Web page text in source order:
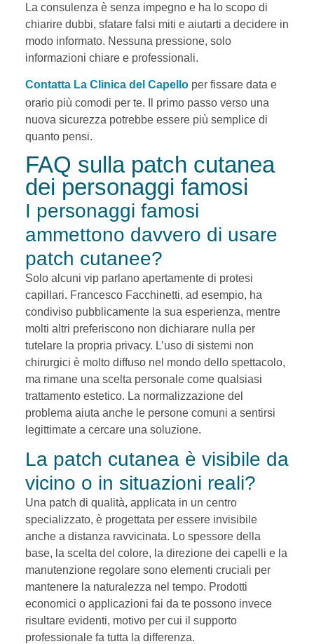
La consulenza è senza impegno e ha lo scopo di
chiarire dubbi, sfatare falsi miti e aiutarti a decidere in
modo informato. Nessuna pressione, solo
informazioni chiare e professionali.
Contatta La Clinica del Capello per fissare data e
orario più comodi per te. Il primo passo verso una
nuova sicurezza potrebbe essere più semplice di
quanto pensi.
FAQ sulla patch cutanea
dei personaggi famosi
I personaggi famosi
ammettono davvero di usare
patch cutanee?
Solo alcuni vip parlano apertamente di protesi
capillari. Francesco Facchinetti, ad esempio, ha
condiviso pubblicamente la sua esperienza, mentre
molti altri preferiscono non dichiarare nulla per
tutelare la propria privacy. L’uso di sistemi non
chirurgici è molto diffuso nel mondo dello spettacolo,
ma rimane una scelta personale come qualsiasi
trattamento estetico. La normalizzazione del
problema aiuta anche le persone comuni a sentirsi
legittimate a cercare una soluzione.
La patch cutanea è visibile da
vicino o in situazioni reali?
Una patch di qualità, applicata in un centro
specializzato, è progettata per essere invisibile
anche a distanza ravvicinata. Lo spessore della
base, la scelta del colore, la direzione dei capelli e la
manutenzione regolare sono elementi cruciali per
mantenere la naturalezza nel tempo. Prodotti
economici o applicazioni fai da te possono invece
risultare evidenti, motivo per cui il supporto
professionale fa tutta la differenza.